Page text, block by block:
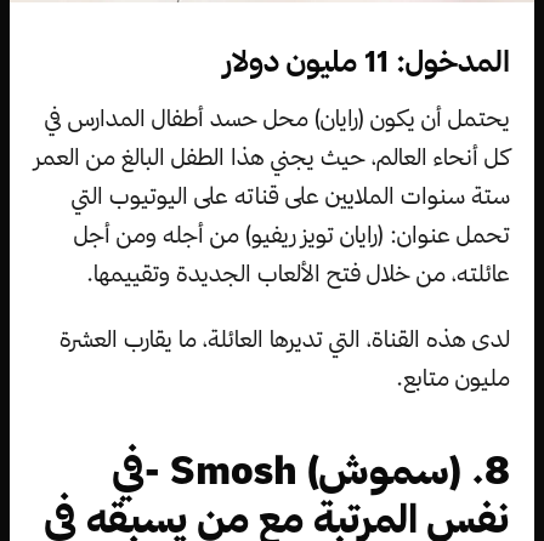
المدخول: 11 مليون دولار
يحتمل أن يكون (رايان) محل حسد أطفال المدارس في
كل أنحاء العالم، حيث يجني هذا الطفل البالغ من العمر
ستة سنوات الملايين على قناته على اليوتيوب التي
تحمل عنوان: (رايان تويز ريفيو) من أجله ومن أجل
عائلته، من خلال فتح الألعاب الجديدة وتقييمها.
لدى هذه القناة، التي تديرها العائلة، ما يقارب العشرة
مليون متابع.
8. (سموش) Smosh -في
نفس المرتبة مع من يسبقه في